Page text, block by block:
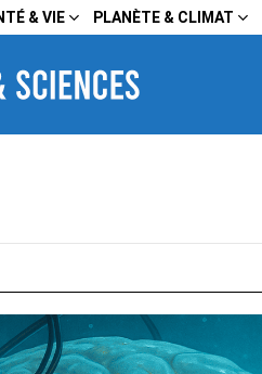
& VIE PLANÈTE & CLIMAT